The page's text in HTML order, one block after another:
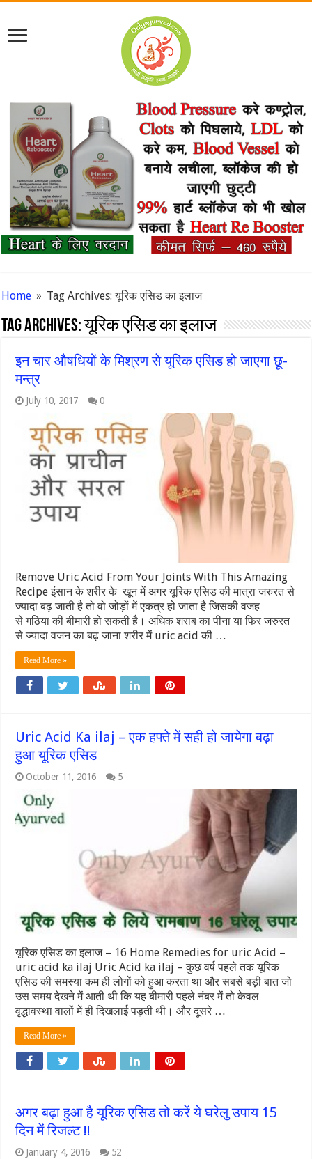
Home » Tag Archives: यूरिक एसिड का इलाज
Tag Archives:यूरिक एसिड का इलाज
इन चार औषधियों के मिश्रण से यूरिक एसिड हो जाएगा छू-
मन्त्र
July 10, 2017 0
Remove Uric Acid From Your Joints With This Amazing
Recipe इंसान के शरीर के खून में अगर यूरिक एसिड की मात्रा जरुरत से
ज्यादा बढ़ जाती है तो वो जोड़ों में एकत्र हो जाता है जिसकी वजह
से गठिया की बीमारी हो सकती है। अधिक शराब का पीना या फिर जरुरत
से ज्यादा वजन का बढ़ जाना शरीर में uric acid की …
Read More »
Uric Acid Ka ilaj – एक हफ्ते में सही हो जायेगा बढ़ा
हुआ यूरिक एसिड
October 11, 2016 5
यूरिक एसिड का इलाज – 16 Home Remedies for uric Acid –
uric acid ka ilaj Uric Acid ka ilaj – कुछ वर्ष पहले तक यूरिक
एसिड की समस्या कम ही लोगों को हुआ करता था और सबसे बड़ी बात जो
उस समय देखने में आती थी कि यह बीमारी पहले नंबर में तो केवल
वृद्धावस्था वालों में ही दिखलाई पड़ती थी। और दूसरे …
Read More »
अगर बढ़ा हुआ है यूरिक एसिड तो करें ये घरेलु उपाय 15
दिन में रिजल्ट !!
January 4, 2016 52